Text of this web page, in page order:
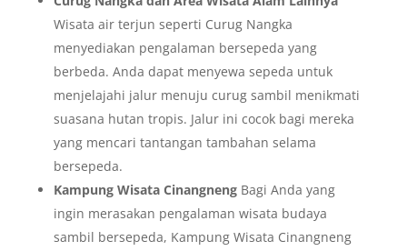
Wisata air terjun seperti Curug Nangka
menyediakan pengalaman bersepeda yang
berbeda. Anda dapat menyewa sepeda untuk
menjelajahi jalur menuju curug sambil menikmati
suasana hutan tropis. Jalur ini cocok bagi mereka
yang mencari tantangan tambahan selama
bersepeda.
Kampung Wisata CinangnengBagi Anda yang
ingin merasakan pengalaman wisata budaya
sambil bersepeda, Kampung Wisata Cinangneng